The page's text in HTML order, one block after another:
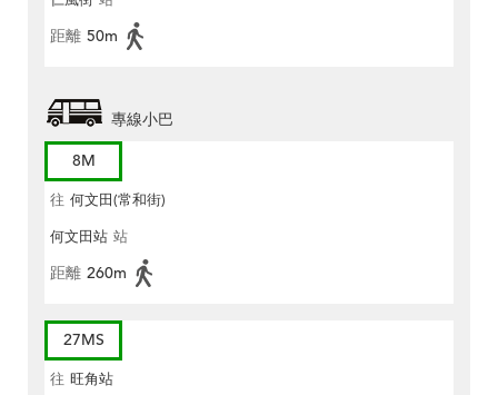
距離 50m
專線小巴
8M
往 何文田(常和街)
何文田站 站
距離 260m
27MS
往 旺角站